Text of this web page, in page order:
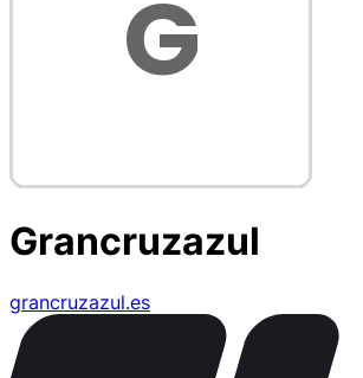
Grancruzazul
grancruzazul.es